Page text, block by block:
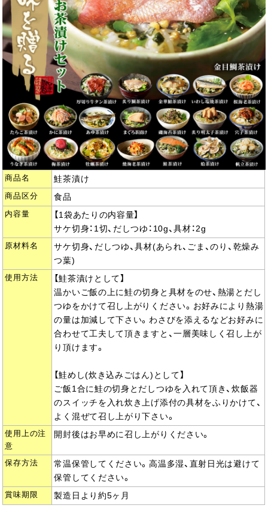
商品名 鮭茶漬け
商品区分 食品
内容量
【1袋あたりの内容量】
サケ切身：1切、だしつゆ：10g、具材：2g
原材料名
サケ切身、だしつゆ、具材(あられ、ごま、のり、乾燥み
つ葉)
使用方法
【鮭茶漬けとして】
温かいご飯の上に鮭の切身と具材をのせ、熱湯とだし
つゆをかけて召し上がりください。お好みにより熱湯
の量は加減して下さい。わさびを添えるなどお好みに
合わせて工夫して頂きますと、一層美味しく召し上が
り頂けます。
【鮭めし(炊き込みごはん)として】
ご飯1合に鮭の切身とだしつゆを入れて頂き、炊飯器
のスイッチを入れ炊き上げ添付の具材をふりかけて、
よく混ぜて召し上がり下さい。
使用上の注
意
開封後はお早めに召し上がりください。
保存方法
常温保管してください。高温多湿、直射日光は避けて
保管してください。
賞味期限 製造日より約5ヶ月